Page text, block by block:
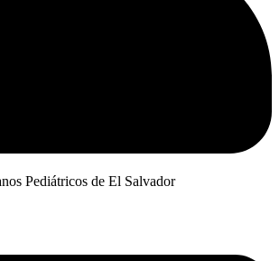
Pediátricos de El Salvador